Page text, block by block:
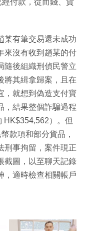
某有筆交易還未成功
來沒有收到趙某的付
隨後組織刑偵民警立
將其緝拿歸案，且在
，就想到偽造支付寶
，結果整個詐騙過程
HK$354,562）。但
款項和部分貨品，
刑事拘留，案件現正
截圖，以至聊天記錄
，適時檢查相關帳戶